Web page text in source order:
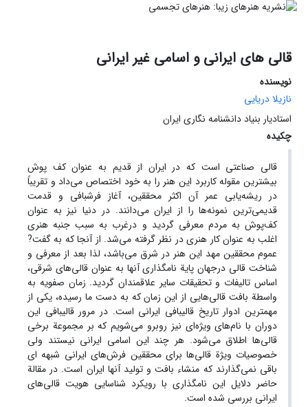
قالی های ایرانی و اسامی غیر ایرانی
نویسنده
نازیلا دریایی
استادیار بنیاد دانشنامه نگاری ایران
چکیده
قالی صناعتی است که در ایران از قدیم به عنوان کف پوش
بیشترین مقوله کاربرد این هنر را به خود اختصاص می‌داد و تقریباً
در ریشه‌یابی عمر آن اکثر محققین، آغاز فرشبافی و قدمت
قدیمی‌ترین نمونه‌ها را از ایران می‌دانند. در دنیا نیز به عنوان
کف‌پوش به مردم معرفی گردید و درغرب به سبب جنبه هنری
اغلب به عنوان کار هنری در نظر گرفته می‌شد. از آنجا که به گفت?
عموم محققین مهد این هنر در شرق می‌باشد، لذا بعد از معرفی و
شناخت قالی درجهان پایة نامگذاری آنها به عنوان قالی‌های شرقی،
اساس تالیفات و تحقیقات سایر علاقمندان گردید. زمان صفویه به
واسطة بافت قالی‌هایی از این زمان که به دست ما رسیده، یکی از
مهمترین ادوار تاریخ قالیبافی ایرانی است. در مرور قالیبافی این
دوران با نام‌های ویژه‌ای نیز روبرو می‌شویم که بر مجموعة برخی
قالی‌ها اطلاق می‌شود. هر چند این اسامی ایرانی نیستند ولی
خصوصیات ویژة قالی‌ها برای محققین فرش‌های ایرانی شبهه ای
باقی نمی‌گذارند که منشاء بافت و تولید آنها ایران است. در مقالة
حاضر دلایل این نامگذاری با رویکرد شناسایی هویت قالی‌های
ایرانی بررسی شده است.